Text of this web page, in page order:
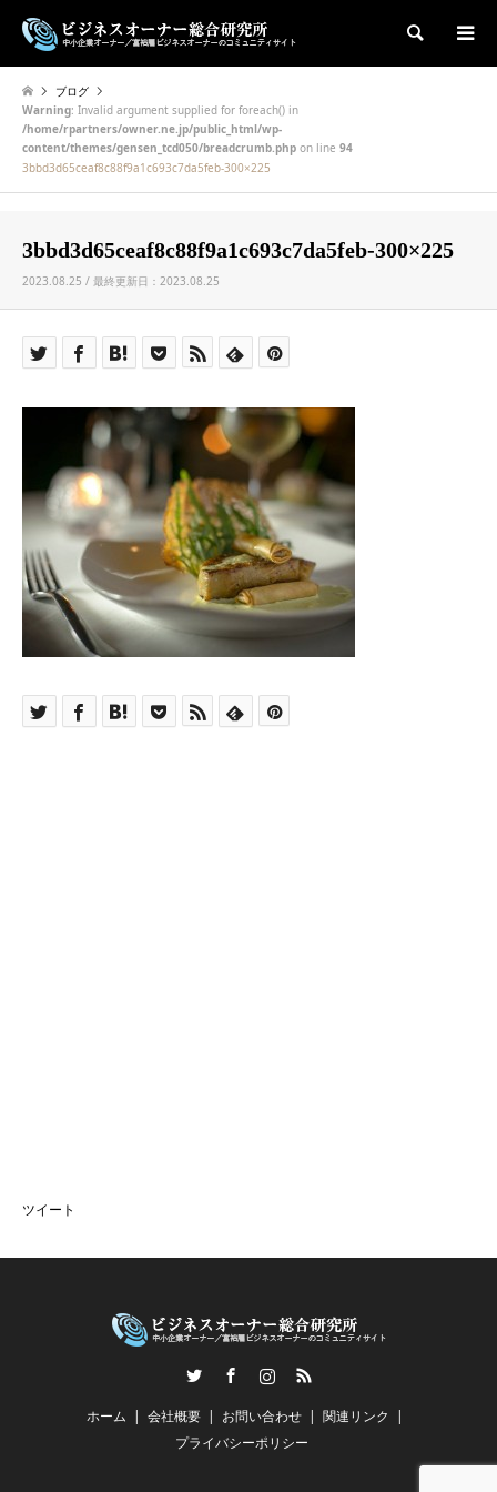
検索
ブログ
Warning: Invalid argument supplied for foreach() in
/home/rpartners/owner.ne.jp/public_html/wp-
content/themes/gensen_tcd050/breadcrumb.php on line 94
3bbd3d65ceaf8c88f9a1c693c7da5feb-300×225
3bbd3d65ceaf8c88f9a1c693c7da5feb-300×225
2023.08.25 / 最終更新日：2023.08.25
ツイート
InstagramRSS
ホーム 会社概要 お問い合わせ
関連リンク
プライバシーポリシー